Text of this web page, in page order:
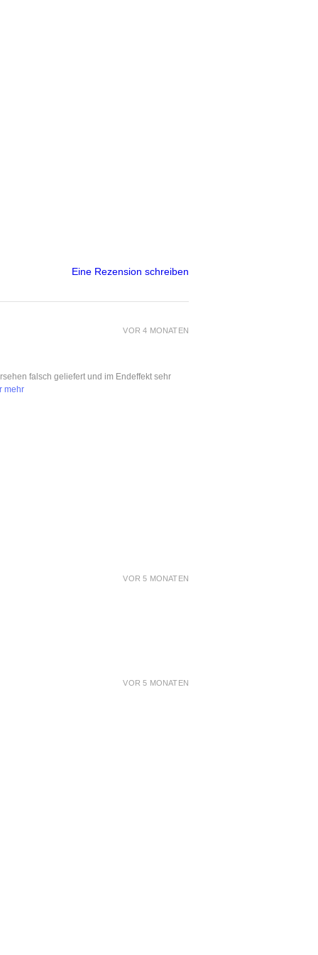
Eine Rezension schreiben
VOR 4 MONATEN
falsch geliefert und im Endeffekt sehr
mehr
VOR 5 MONATEN
VOR 5 MONATEN